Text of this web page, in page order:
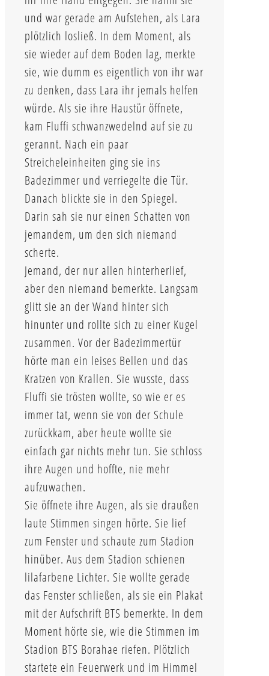
und war gerade am Aufstehen, als Lara
plötzlich losließ. In dem Moment, als
sie wieder auf dem Boden lag, merkte
sie, wie dumm es eigentlich von ihr war
zu denken, dass Lara ihr jemals helfen
würde. Als sie ihre Haustür öffnete,
kam Fluffi schwanzwedelnd auf sie zu
gerannt. Nach ein paar
Streicheleinheiten ging sie ins
Badezimmer und verriegelte die Tür.
Danach blickte sie in den Spiegel.
Darin sah sie nur einen Schatten von
jemandem, um den sich niemand
scherte.
Jemand, der nur allen hinterherlief,
aber den niemand bemerkte. Langsam
glitt sie an der Wand hinter sich
hinunter und rollte sich zu einer Kugel
zusammen. Vor der Badezimmertür
hörte man ein leises Bellen und das
Kratzen von Krallen. Sie wusste, dass
Fluffi sie trösten wollte, so wie er es
immer tat, wenn sie von der Schule
zurückkam, aber heute wollte sie
einfach gar nichts mehr tun. Sie schloss
ihre Augen und hoffte, nie mehr
aufzuwachen.
Sie öffnete ihre Augen, als sie draußen
laute Stimmen singen hörte. Sie lief
zum Fenster und schaute zum Stadion
hinüber. Aus dem Stadion schienen
lilafarbene Lichter. Sie wollte gerade
das Fenster schließen, als sie ein Plakat
mit der Aufschrift BTS bemerkte. In dem
Moment hörte sie, wie die Stimmen im
Stadion BTS Borahae riefen. Plötzlich
startete ein Feuerwerk und im Himmel